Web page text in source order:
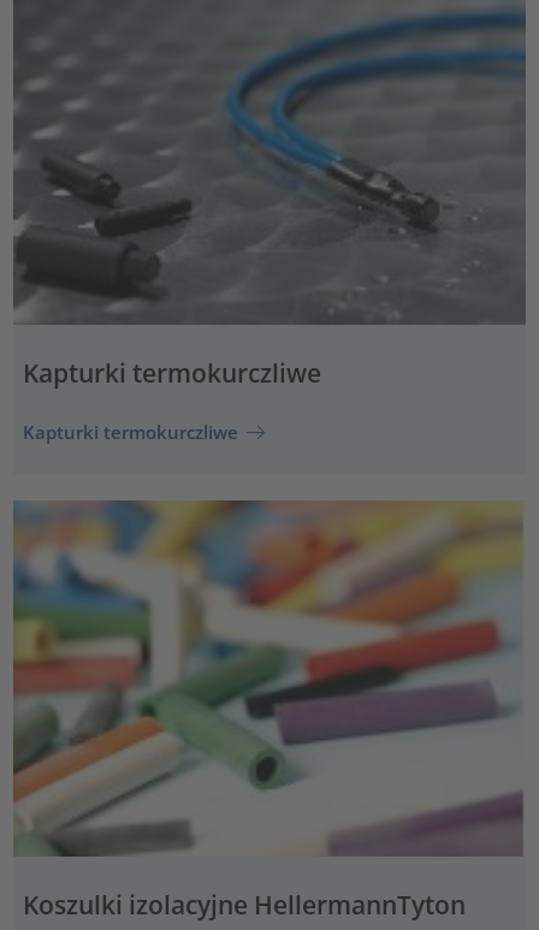
Kapturki termokurczliwe
Kapturki termokurczliwe
Koszulki izolacyjne HellermannTyton